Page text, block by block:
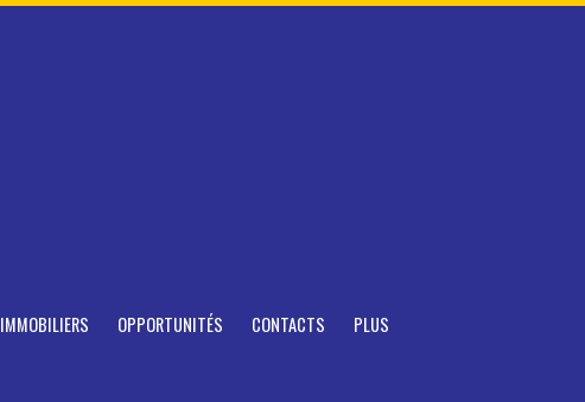
IMMOBILIERS OPPORTUNITÉS CONTACTS PLUS